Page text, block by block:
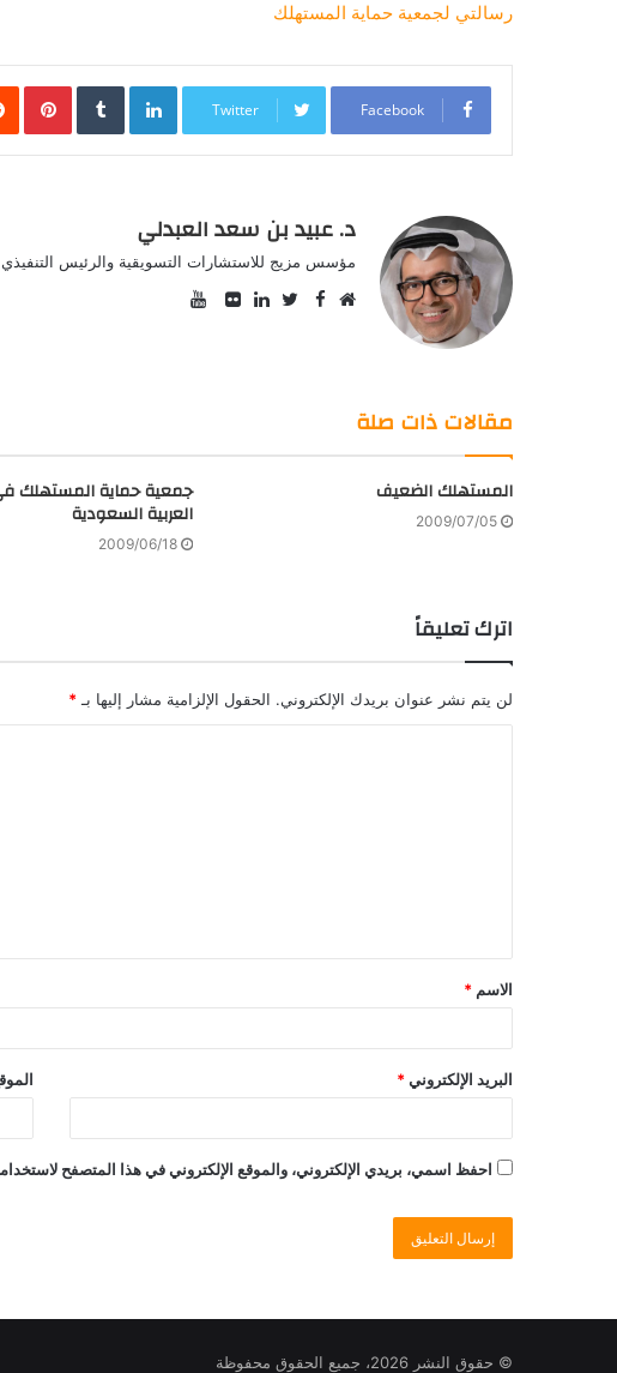
رسالتي لجمعية حماية المستهلك
Facebook
Twitter
LinkedIn
د. عبيد بن سعد العبدلي
مؤسس مزيج للاستشارات التسويقية والرئيس
Facebook
مقالات ذات صلة
المستهلك الضعيف
2009/07/05
جمعية حماية المستهلك
العربية السعودية
2009/06/18
اترك تعليقاً
لن يتم نشر عنوان بريدك الإلكتروني. الحقول الإلزامية مشار إليها بـ *
الاسم *
البريد الإلكتروني *
احفظ اسمي، بريدي الإلكتروني، والموقع الإلكتروني في هذا المتصفح
© حقوق النشر 2026، جميع الحقوق محفوظة